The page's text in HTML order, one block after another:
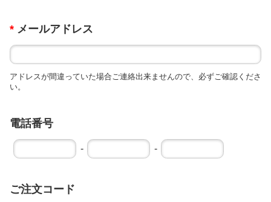
* メールアドレス
アドレスが間違っていた場合ご連絡出来ませんので、必ずご確認くださ
い。
電話番号
- -
ご注文コード